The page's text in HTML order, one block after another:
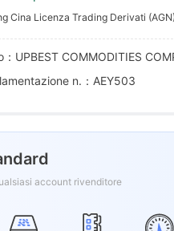
7
8
9
Cina Licenza Trading Derivati (AGN)
n.：AEY503
account rivenditore